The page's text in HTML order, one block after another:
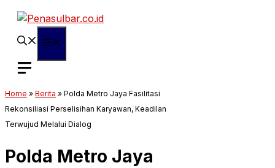
Langsung
Home » Berita » Polda Metro Jaya Fasilitasi
Rekonsiliasi Perselisihan Karyawan, Keadilan
Terwujud Melalui Dialog
Polda Metro Jaya